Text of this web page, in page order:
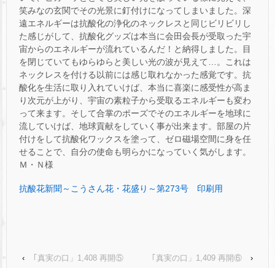
笑みなの玄関でその光景に釘付けになってしまいました。深
遠エネルギーは抗酸化の浄化のネックレスと同じビリビリし
た感じがして、抗酸化グッズは本当に会田会長が受取った宇
宙からのエネルギーが流れているんだ！と納得しました。目
を閉じていてもゆらゆらと美しい光の波が見えて…。これは
ネックレスを付ける以前には感じ取れなかった感覚です。抗
酸化を生活に取り入れていけば、本当に喜楽に感受性が高ま
り次元が上がり、宇宙の素粒子から受取るエネルギーも変わ
って来ます。そして合掌のポーズでそのエネルギーを地球に
流していけば、地球貢献をしていく事が出来ます。部屋の片
付けをして抗酸化ワックスを塗って、ゼロ磁場空間に身を任
せることで、自分の使命も明らかになっていく気がします。
Ｍ・Ｎ様
抗酸花新聞～こうさん花・花盛り～第273号 印刷用
‹ ｢真実の口」1,408 再開⑤ ｢真実の口」1,409 再開⑥ ›